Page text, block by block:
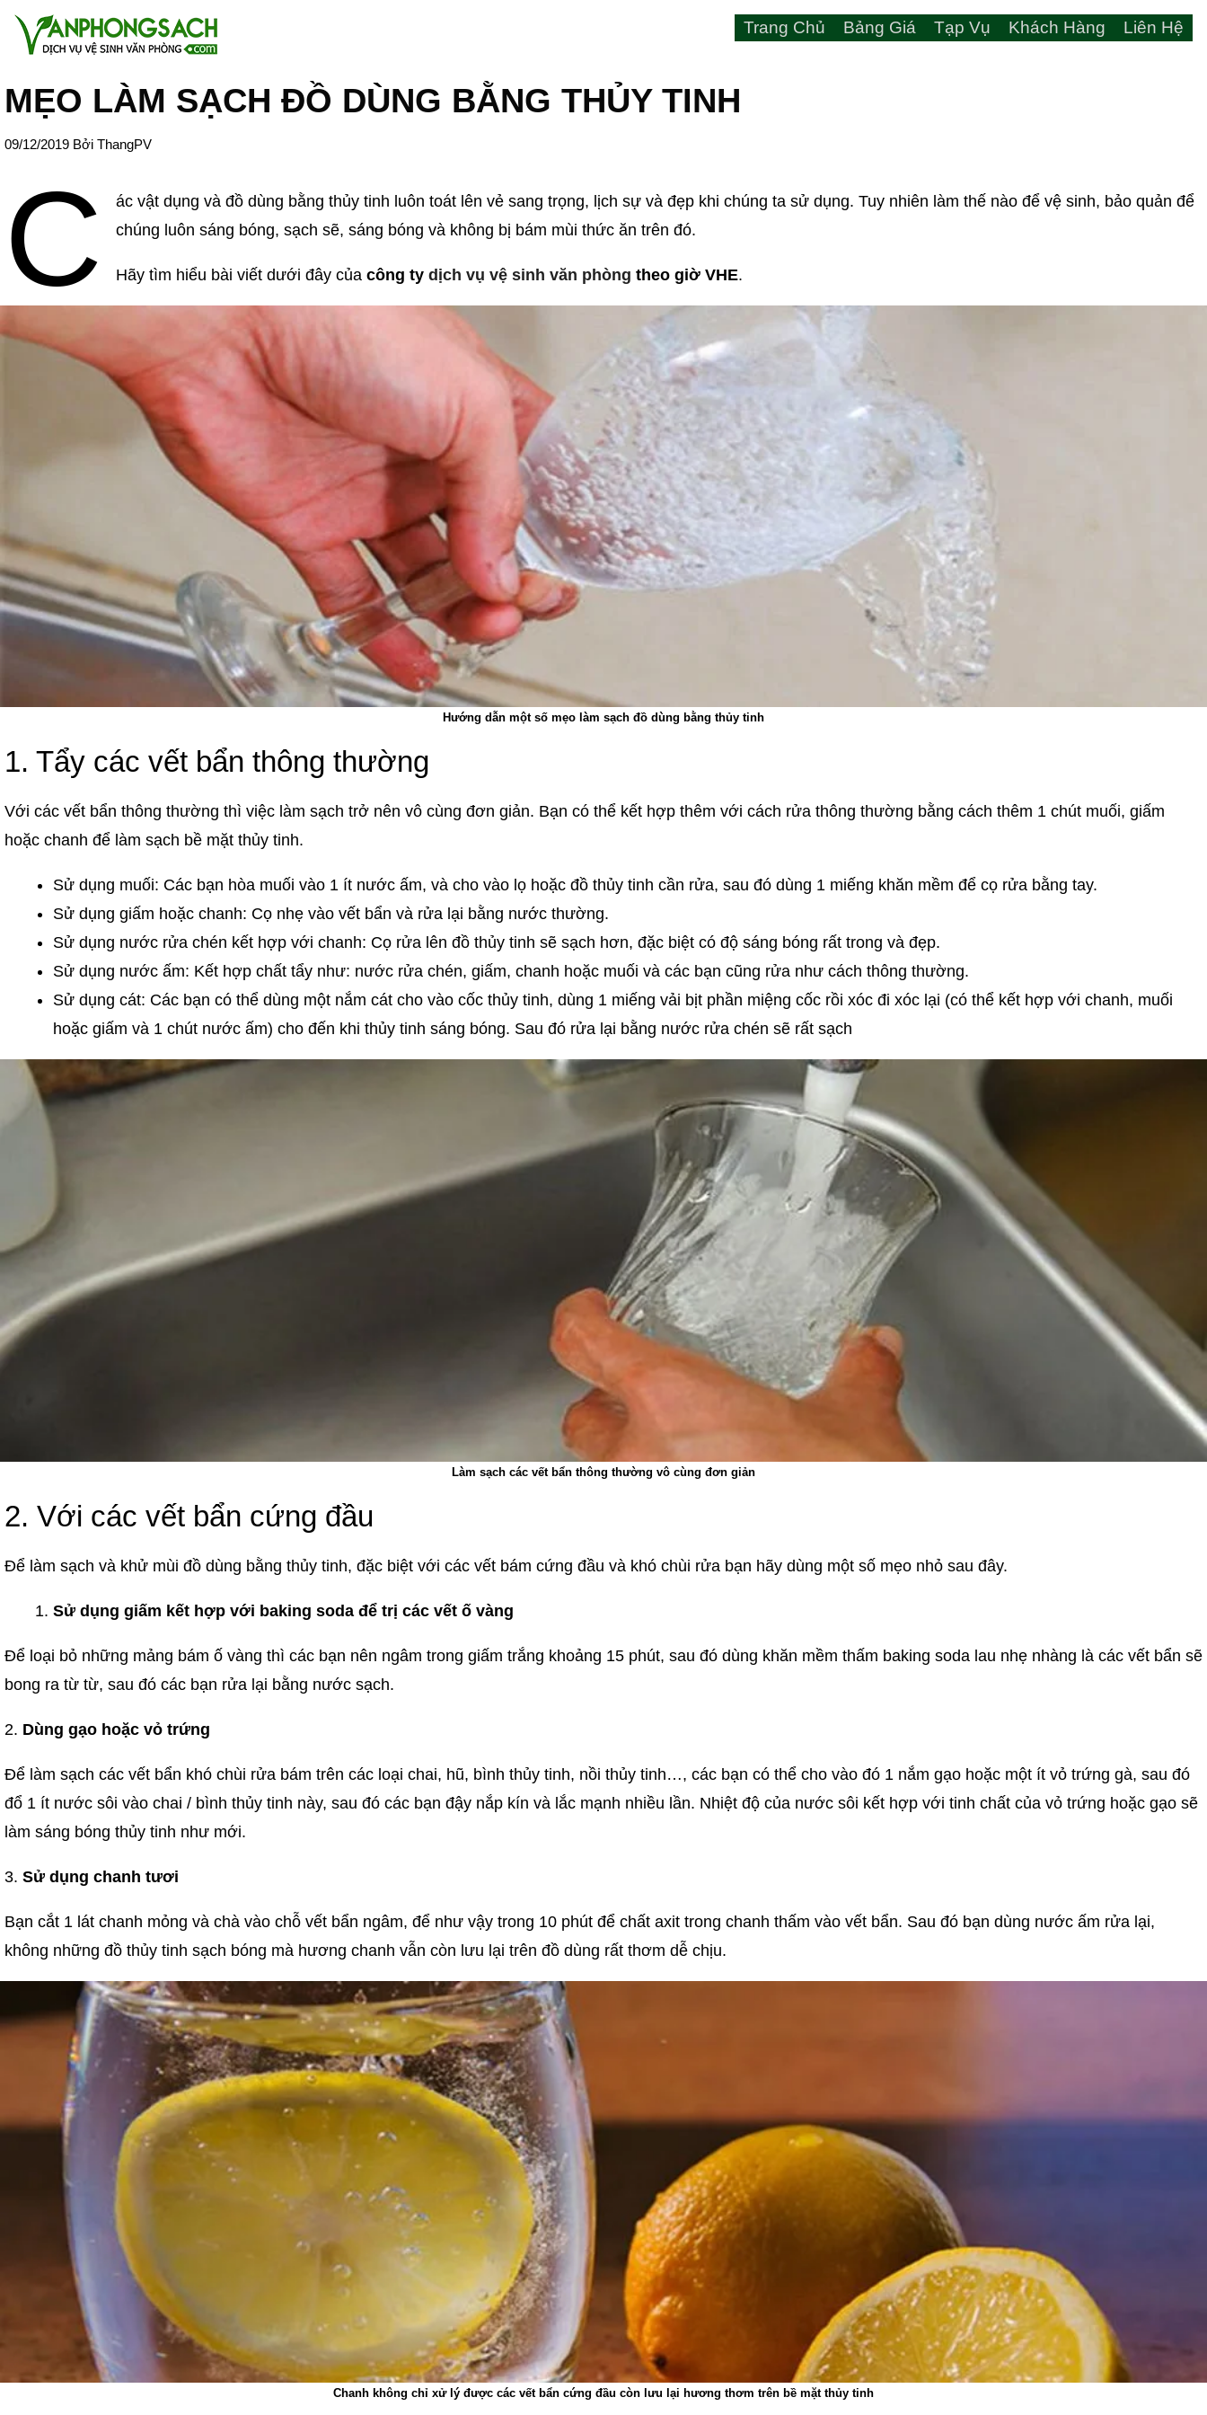
Trang Chủ Bảng Giá Tạp Vụ Khách Hàng Liên Hệ
MẸO LÀM SẠCH ĐỒ DÙNG BẰNG THỦY TINH
09/12/2019 Bởi ThangPV
C
ác vật dụng và đồ dùng bằng thủy tinh luôn toát lên vẻ sang trọng, lịch sự và đẹp khi chúng ta sử dụng. Tuy nhiên làm thế nào để vệ sinh, bảo quản để
chúng luôn sáng bóng, sạch sẽ, sáng bóng và không bị bám mùi thức ăn trên đó.
Hãy tìm hiểu bài viết dưới đây củacông tydịch vụ vệ sinh văn phòng theo giờ VHE.
Hướng dẫn một số mẹo làm sạch đồ dùng bằng thủy tinh
1. Tẩy các vết bẩn thông thường
Với các vết bẩn thông thường thì việc làm sạch trở nên vô cùng đơn giản. Bạn có thể kết hợp thêm với cách rửa thông thường bằng cách thêm 1 chút muối, giấm
hoặc chanh để làm sạch bề mặt thủy tinh.
Sử dụng muối: Các bạn hòa muối vào 1 ít nước ấm, và cho vào lọ hoặc đồ thủy tinh cần rửa, sau đó dùng 1 miếng khăn mềm để cọ rửa bằng tay.
Sử dụng giấm hoặc chanh: Cọ nhẹ vào vết bẩn và rửa lại bằng nước thường.
Sử dụng nước rửa chén kết hợp với chanh: Cọ rửa lên đồ thủy tinh sẽ sạch hơn, đặc biệt có độ sáng bóng rất trong và đẹp.
Sử dụng nước ấm: Kết hợp chất tẩy như: nước rửa chén, giấm, chanh hoặc muối và các bạn cũng rửa như cách thông thường.
Sử dụng cát: Các bạn có thể dùng một nắm cát cho vào cốc thủy tinh, dùng 1 miếng vải bịt phần miệng cốc rồi xóc đi xóc lại (có thể kết hợp với chanh, muối
hoặc giấm và 1 chút nước ấm) cho đến khi thủy tinh sáng bóng. Sau đó rửa lại bằng nước rửa chén sẽ rất sạch
Làm sạch các vết bẩn thông thường vô cùng đơn giản
2. Với các vết bẩn cứng đầu
Để làm sạch và khử mùi đồ dùng bằng thủy tinh, đặc biệt với các vết bám cứng đầu và khó chùi rửa bạn hãy dùng một số mẹo nhỏ sau đây.
Sử dụng giấm kết hợp với baking soda để trị các vết ố vàng
Để loại bỏ những mảng bám ố vàng thì các bạn nên ngâm trong giấm trắng khoảng 15 phút, sau đó dùng khăn mềm thấm baking soda lau nhẹ nhàng là các vết bẩn sẽ
bong ra từ từ, sau đó các bạn rửa lại bằng nước sạch.
2. Dùng gạo hoặc vỏ trứng
Để làm sạch các vết bẩn khó chùi rửa bám trên các loại chai, hũ, bình thủy tinh, nồi thủy tinh…, các bạn có thể cho vào đó 1 nắm gạo hoặc một ít vỏ trứng gà, sau đó
đổ 1 ít nước sôi vào chai / bình thủy tinh này, sau đó các bạn đậy nắp kín và lắc mạnh nhiều lần. Nhiệt độ của nước sôi kết hợp với tinh chất của vỏ trứng hoặc gạo sẽ
làm sáng bóng thủy tinh như mới.
3. Sử dụng chanh tươi
Bạn cắt 1 lát chanh mỏng và chà vào chỗ vết bẩn ngâm, để như vậy trong 10 phút để chất axit trong chanh thấm vào vết bẩn. Sau đó bạn dùng nước ấm rửa lại,
không những đồ thủy tinh sạch bóng mà hương chanh vẫn còn lưu lại trên đồ dùng rất thơm dễ chịu.
Chanh không chỉ xử lý được các vết bẩn cứng đầu còn lưu lại hương thơm trên bề mặt thủy tinh